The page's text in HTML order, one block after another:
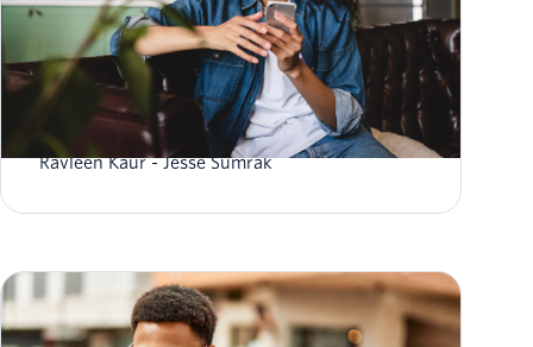
O que é o sistema de mensagens RCS?
Ravleen Kaur
Jesse Sumrak